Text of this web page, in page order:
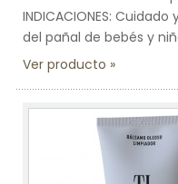
INDICACIONES:
del pañal de bebés y
Ver producto